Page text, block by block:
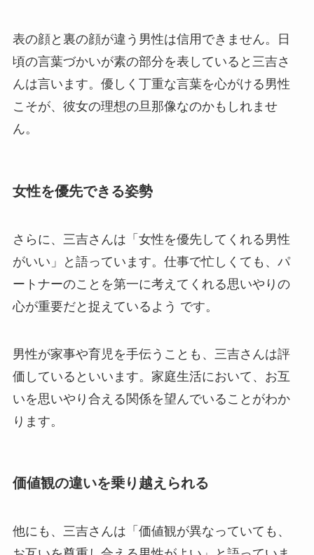
表の顔と裏の顔が違う男性は信用できません。日
頃の言葉づかいが素の部分を表していると三吉さ
んは言います。優しく丁重な言葉を心がける男性
こそが、彼女の理想の旦那像なのかもしれませ
ん。
女性を優先できる姿勢
さらに、三吉さんは「女性を優先してくれる男性
がいい」と語っています。仕事で忙しくても、パ
ートナーのことを第一に考えてくれる思いやりの
心が重要だと捉えているよう です。
男性が家事や育児を手伝うことも、三吉さんは評
価しているといいます。家庭生活において、お互
いを思いやり合える関係を望んでいることがわか
ります。
価値観の違いを乗り越えられる
他にも、三吉さんは「価値観が異なっていても、